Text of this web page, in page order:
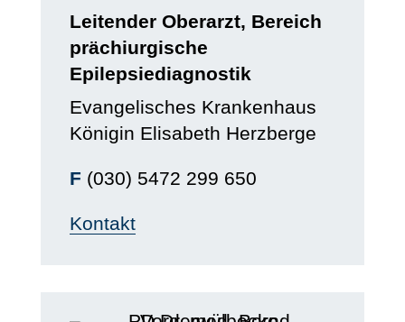
Leitender Oberarzt, Bereich
prächiurgische
Epilepsiediagnostik
Evangelisches Krankenhaus
Königin Elisabeth Herzberge
F (030) 5472 299 650
Kontakt